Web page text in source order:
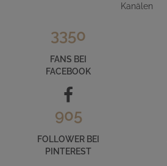
Kanälen
3350
FANS BEI
FACEBOOK
905
FOLLOWER BEI
PINTEREST